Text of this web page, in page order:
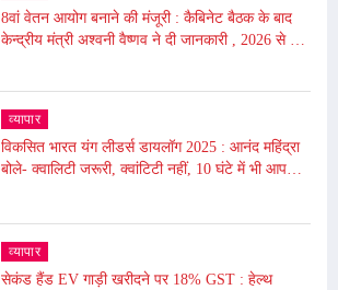
8वां वेतन आयोग बनाने की मंजूरी : कैबिनेट बैठक के बाद
केन्द्रीय मंत्री अश्वनी वैष्णव ने दी जानकारी , 2026 से लागू
व्यापार
विकसित भारत यंग लीडर्स डायलॉग 2025 : आनंद महिंद्रा
बोले- क्वालिटी जरूरी, क्वांटिटी नहीं, 10 घंटे में भी आप
व्यापार
सेकंड हैंड EV गाड़ी खरीदने पर 18% GST : हेल्थ